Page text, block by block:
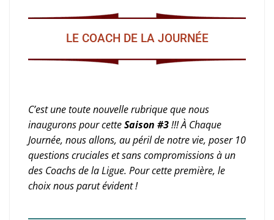
LE COACH DE LA JOURNÉE
C’est une toute nouvelle rubrique que nous
inaugurons pour cetteSaison #3!!! À Chaque
Journée, nous allons, au péril de notre vie, poser 10
questions cruciales et sans compromissions à un
des Coachs de la Ligue. Pour cette première, le
choix nous parut évident !